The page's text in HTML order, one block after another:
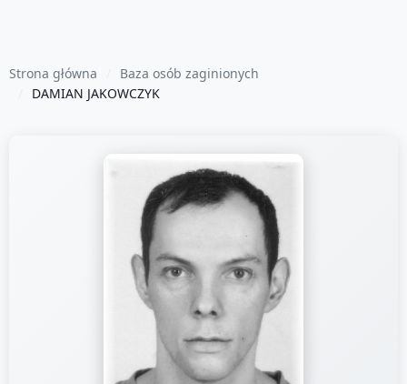
Strona główna
Baza osób zaginionych
DAMIAN JAKOWCZYK